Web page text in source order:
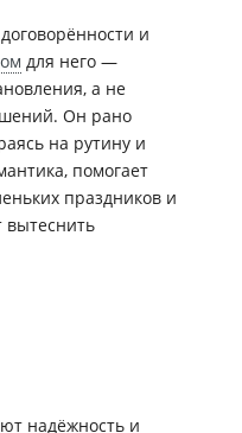
и
для него —
а не
Он рано
на рутину и
помогает
праздников и
вытеснить
надёжность и